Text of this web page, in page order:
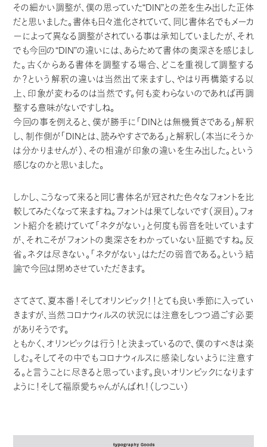
その細かい調整が、僕の思っていた“DIN”との差を生み出した正体
だと思いました。書体も日々進化されていて、同じ書体名でもメーカ
ーによって異なる調整がされている事は承知していましたが、それ
でも今回の“DIN”の違いには、あらためて書体の奥深さを感じまし
た。古くからある書体を調整する場合、どこを重視して調整する
か？という解釈の違いは当然出て来ますし、やはり再構築する以
上、印象が変わるのは当然です。何も変わらないのであれば再調
整する意味がないですしね。
今回の事を例えると、僕が勝手に「DINとは無機質さである」解釈
し、制作側が「DINとは、読みやすさである」と解釈し（本当にそうか
は分かりませんが）、その相違が印象の違いを生み出した。という
感じなのかと思いました。
しかし、こうなって来ると同じ書体名が冠された色々なフォントを比
較してみたくなって来ますね。フォントは果てしないです（涙目）。フォ
ント紹介を続けていて「ネタがない」と何度も弱音を吐いています
が、それこそがフォントの奥深さをわかっていない証拠ですね。反
省。ネタは尽きない。「ネタがない」はただの弱音である。という結
論で今回は閉めさせていただきます。
さてさて、夏本番！そしてオリンピック！！とても良い季節に入ってい
きますが、当然コロナウィルスの状況には注意をしつつ過ごす必要
がありそうです。
ともかく、オリンピックは行う！と決まっているので、僕のすべきは楽
しむ。そしてその中でもコロナウィルスに感染しないように注意す
る。と言うことに尽きると思っています。良いオリンピックになります
ように！そして福原愛ちゃんがんばれ！（しつこい）